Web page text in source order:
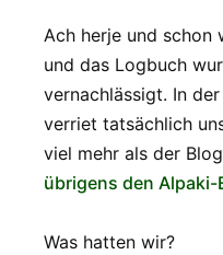
Ach herje und schon
und das Logbuch
vernachlässigt. In
verriet tatsächlich
viel mehr als der
übrigens den
Was hatten wir?